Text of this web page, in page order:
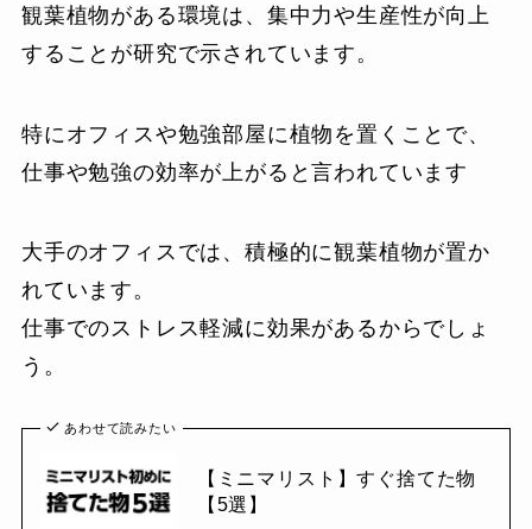
観葉植物がある環境は、集中力や生産性が向上
することが研究で示されています。
特にオフィスや勉強部屋に植物を置くことで、
仕事や勉強の効率が上がると言われています
大手のオフィスでは、積極的に観葉植物が置か
れています。
仕事でのストレス軽減に効果があるからでしょ
う。
あわせて読みたい
【ミニマリスト】すぐ捨てた物
【5選】